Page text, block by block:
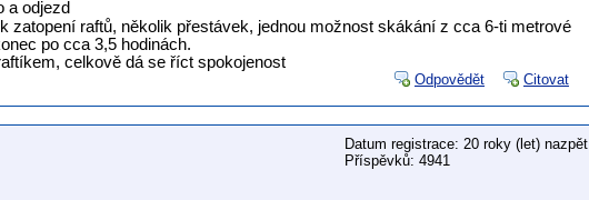
a odjezd
zatopení raftů, několik přestávek, jednou možnost skákání z cca 6-ti metrové
po cca 3,5 hodinách.
celkově dá se říct spokojenost
Odpovědět Citovat
Datum registrace: 20 roky (let) nazpět
Příspěvků: 4941